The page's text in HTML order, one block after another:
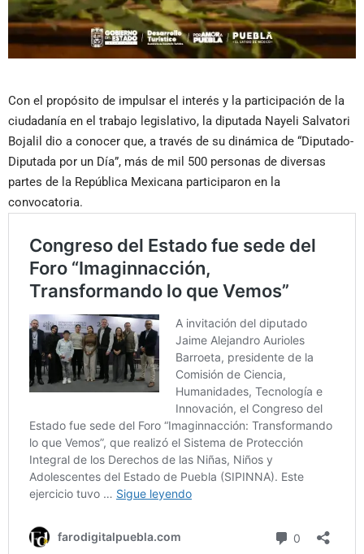
Con el propósito de impulsar el interés y la participación de la
ciudadanía en el trabajo legislativo, la diputada Nayeli Salvatori
Bojalil dio a conocer que, a través de su dinámica de “Diputado-
Diputada por un Día”, más de mil 500 personas de diversas
partes de la República Mexicana participaron en la
convocatoria.